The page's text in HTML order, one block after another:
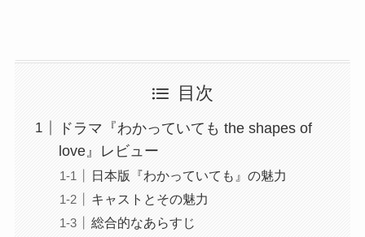
目次
ドラマ『わかっていても the shapes of
love』レビュー
日本版『わかっていても』の魅力
キャストとその魅力
総合的なあらすじ